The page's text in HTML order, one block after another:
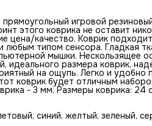
игровой
этого коврика не оставит
цена/качество. Коврик
типом сенсора. Гладкая
мышки. Нескользящее
идеального размера коврик,
на ощупь. Легко и удобно
коврик будет отличным
- 3 мм. Размеры коврика: 24
синий, желтый, зеленый,